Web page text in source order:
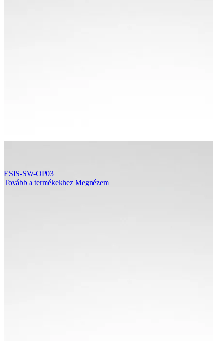
ESIS-SW-OP03
Tovább a termékekhez Megnézem